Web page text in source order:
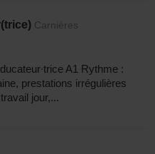
Carnières
A1 Rythme :
prestations irrégulières
jour,...